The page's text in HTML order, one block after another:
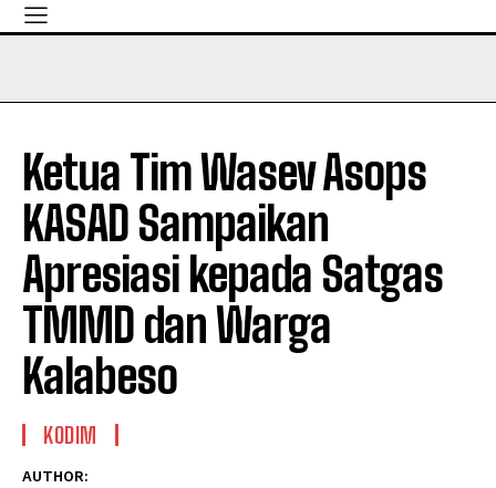
Ketua Tim Wasev Asops
KASAD Sampaikan
Apresiasi kepada Satgas
TMMD dan Warga
Kalabeso
KODIM
AUTHOR: